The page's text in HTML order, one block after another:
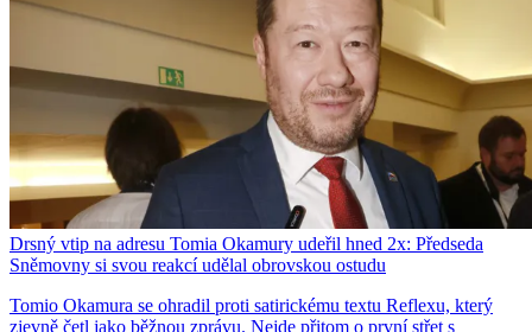
Drsný vtip na adresu Tomia Okamury udeřil hned 2x: Předseda
Sněmovny si svou reakcí udělal obrovskou ostudu
Tomio Okamura se ohradil proti satirickému textu Reflexu, který
zjevně četl jako běžnou zprávu. Nejde přitom o první střet s